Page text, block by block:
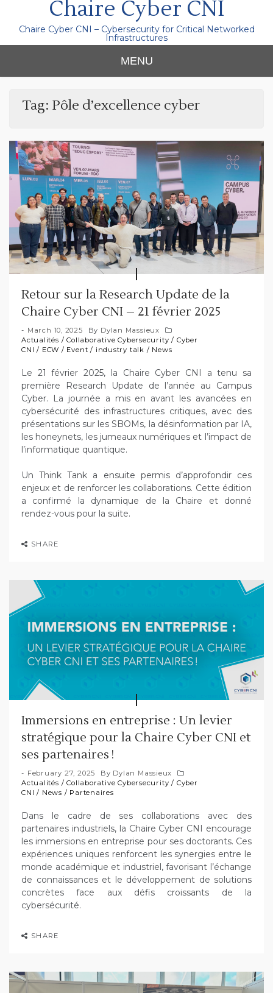
Chaire Cyber CNI
Chaire Cyber CNI – Cybersecurity for Critical Networked
Infrastructures
MENU
Tag: Pôle d’excellence cyber
Retour sur la Research Update de la
Chaire Cyber CNI – 21 février 2025
March 10, 2025 By Dylan Massieux
Actualités /Collaborative Cybersecurity / Cyber
CNI / ECW / Event / industry talk / News
Le 21 février 2025, la Chaire Cyber CNI a tenu sa
première Research Update de l’année au Campus
Cyber. La journée a mis en avant les avancées en
cybersécurité des infrastructures critiques, avec des
présentations sur les SBOMs, la désinformation par IA,
les honeynets, les jumeaux numériques et l’impact de
l’informatique quantique.
Un Think Tank a ensuite permis d’approfondir ces
enjeux et de renforcer les collaborations. Cette édition
a confirmé la dynamique de la Chaire et donné
rendez-vous pour la suite.
SHARE
Immersions en entreprise : Un levier
stratégique pour la Chaire Cyber CNI et
ses partenaires !
February 27, 2025 By Dylan Massieux
Actualités /Collaborative Cybersecurity / Cyber
CNI / News / Partenaires
Dans le cadre de ses collaborations avec des
partenaires industriels, la Chaire Cyber CNI encourage
les immersions en entreprise pour ses doctorants. Ces
expériences uniques renforcent les synergies entre le
monde académique et industriel, favorisant l’échange
de connaissances et le développement de solutions
concrètes face aux défis croissants de la
cybersécurité.
SHARE